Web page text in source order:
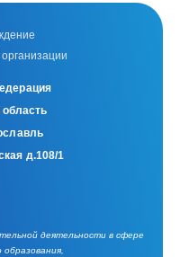
д.108/1
деятельности в сфере